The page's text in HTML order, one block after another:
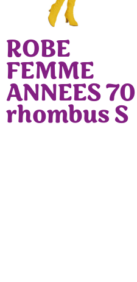
ROBE
FEMME
ANNEES 70
rhombus S